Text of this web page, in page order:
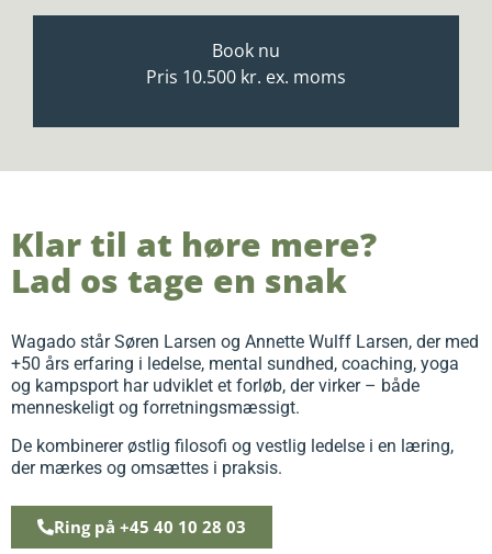
Book nu
Pris 10.500 kr. ex. moms
Klar til at høre mere?
Lad os tage en snak
Wagado står Søren Larsen og Annette Wulff Larsen, der med
+50 års erfaring i ledelse, mental sundhed, coaching, yoga
og kampsport har udviklet et forløb, der virker – både
menneskeligt og forretningsmæssigt.
De kombinerer østlig filosofi og vestlig ledelse i en læring,
der mærkes og omsættes i praksis.
Ring på +45 40 10 28 03